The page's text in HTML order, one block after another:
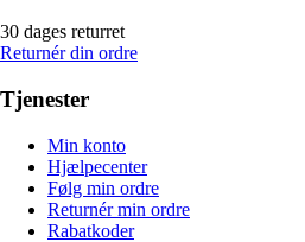
30 dages returret
Returnér din ordre
Tjenester
Min konto
Hjælpecenter
Følg min ordre
Returnér min ordre
Rabatkoder